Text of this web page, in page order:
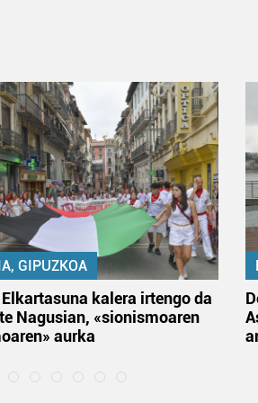
GIPUZKOA
kalera irtengo da
Nagusian, «sionismoaren
aurka